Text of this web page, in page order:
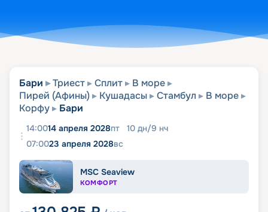
Бари Триест Сплит
В море
Пирей (Афины)
Кушадасы Стамбул
В море
Корфу
Бари
14:0014 апреля 2028пт 10 дн/9 нч
07:0023 апреля 2028вс
MSC Seaview
КОМФОРТ